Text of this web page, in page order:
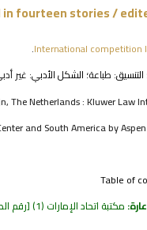
in fourteen stories /
International competition
التنسيق: طباعة؛ الشكل الأدبي: غير
The Netherlands : Kluwer Law
and South America by
Table of
مكتبة اتحاد الإمارات (1) رقم